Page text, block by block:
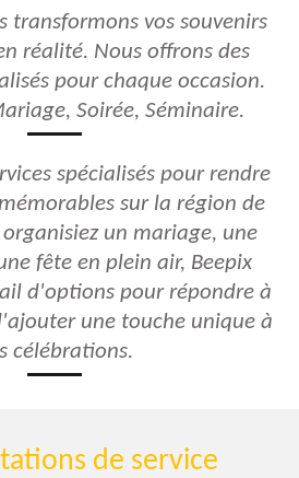
transformons vos souvenirs
réalité. Nous offrons des
pour chaque occasion.
Soirée, Séminaire.
spécialisés pour rendre
sur la région de
organisiez un mariage, une
fête en plein air, Beepix
d'options pour répondre à
une touche unique à
célébrations.
de service